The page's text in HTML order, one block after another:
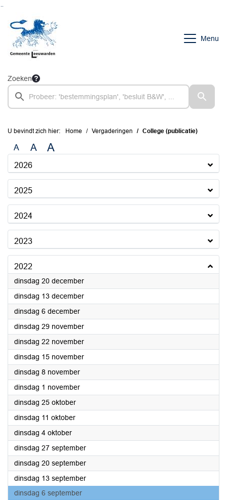
Menu
Zoeken
U bevindt zich hier: Home Vergaderingen College (publicatie)
A A A
2026
2025
2024
2023
2022
dinsdag 20 december2022
dinsdag 13 december2022
dinsdag 6 december2022
dinsdag 29 november2022
dinsdag 22 november2022
dinsdag 15 november2022
dinsdag 8 november2022
dinsdag 1 november2022
dinsdag 25 oktober2022
dinsdag 11 oktober2022
dinsdag 4 oktober2022
dinsdag 27 september2022
dinsdag 20 september2022
dinsdag 13 september2022
dinsdag 6 september2022